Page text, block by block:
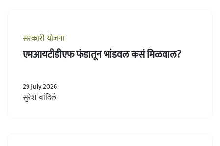
सरकारी योजना
एमआयटीडीएफ फंडातून भांडवल कसं मिळवाल?
29 July 2026
सुरेश वांदिले